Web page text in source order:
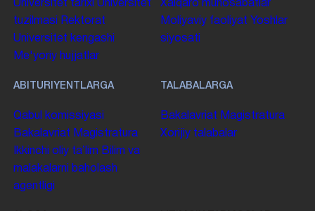
Universitet tarixi Universitet
tuzilmasi
Rektorat
Universitet kengashi
Me'yoriy hujjatlar
Xalqaro munosabatlar
Moliyaviy faoliyat Yoshlar
siyosati
ABITURIYENTLARGA
Qabul komissiyasi
Bakalavriat Magistratura
Ikkinchi oliy taʼlim Bilim va
malakalarni baholash
agentligi
TALABALARGA
Bakalavriat Magistratura
Xorijiy talabalar